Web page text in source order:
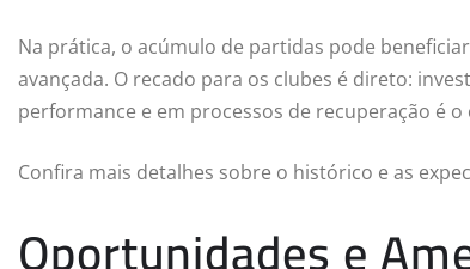
Na prática, o acúmulo de partidas pode
avançada. O recado para os clubes é direto:
performance e em processos de recuperação é
Confira mais detalhes sobre o histórico e as